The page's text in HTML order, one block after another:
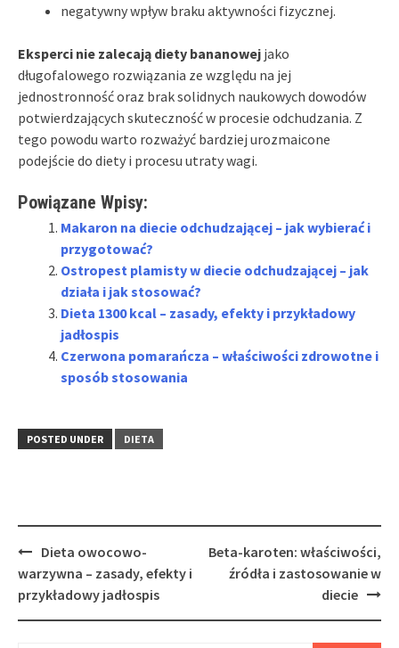
negatywny wpływ braku aktywności fizycznej.
Eksperci nie zalecają diety bananowej jako
długofalowego rozwiązania ze względu na jej
jednostronność oraz brak solidnych naukowych dowodów
potwierdzających skuteczność w procesie odchudzania. Z
tego powodu warto rozważyć bardziej urozmaicone
podejście do diety i procesu utraty wagi.
Powiązane Wpisy:
Makaron na diecie odchudzającej – jak wybierać i
przygotować?
Ostropest plamisty w diecie odchudzającej – jak
działa i jak stosować?
Dieta 1300 kcal – zasady, efekty i przykładowy
jadłospis
Czerwona pomarańcza – właściwości zdrowotne i
sposób stosowania
POSTED UNDER DIETA
Post
navigation
Dieta owocowo-
warzywna – zasady, efekty i
przykładowy jadłospis
Beta-karoten: właściwości,
źródła i zastosowanie w
diecie